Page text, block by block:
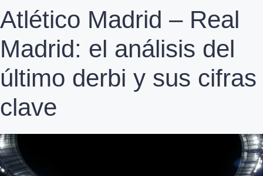
Atlético Madrid – Real
Madrid: el análisis del
último derbi y sus cifras
clave